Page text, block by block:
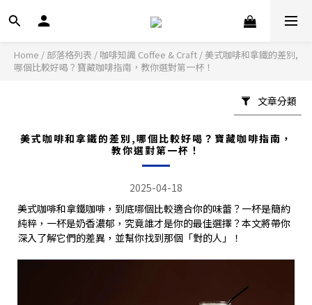
Home / 部落格列表 / 咖啡知識 Coffee & Craft / 美式咖啡和拿鐵的差別,
哪個比較好喝？寶藏咖啡指南，教你選對第一杯！
文章分類
美式咖啡和拿鐵的差別,哪個比較好喝？寶藏咖啡指南，
教你選對第一杯！
2025-04-18
美式咖啡和拿鐵咖啡，到底哪個比較適合你的味蕾？一杯是簡約
純粹，一杯是奶香濃郁，究竟誰才是你的最佳選擇？本文將帶你
深入了解它們的差異，並幫你找到那個「對的人」！